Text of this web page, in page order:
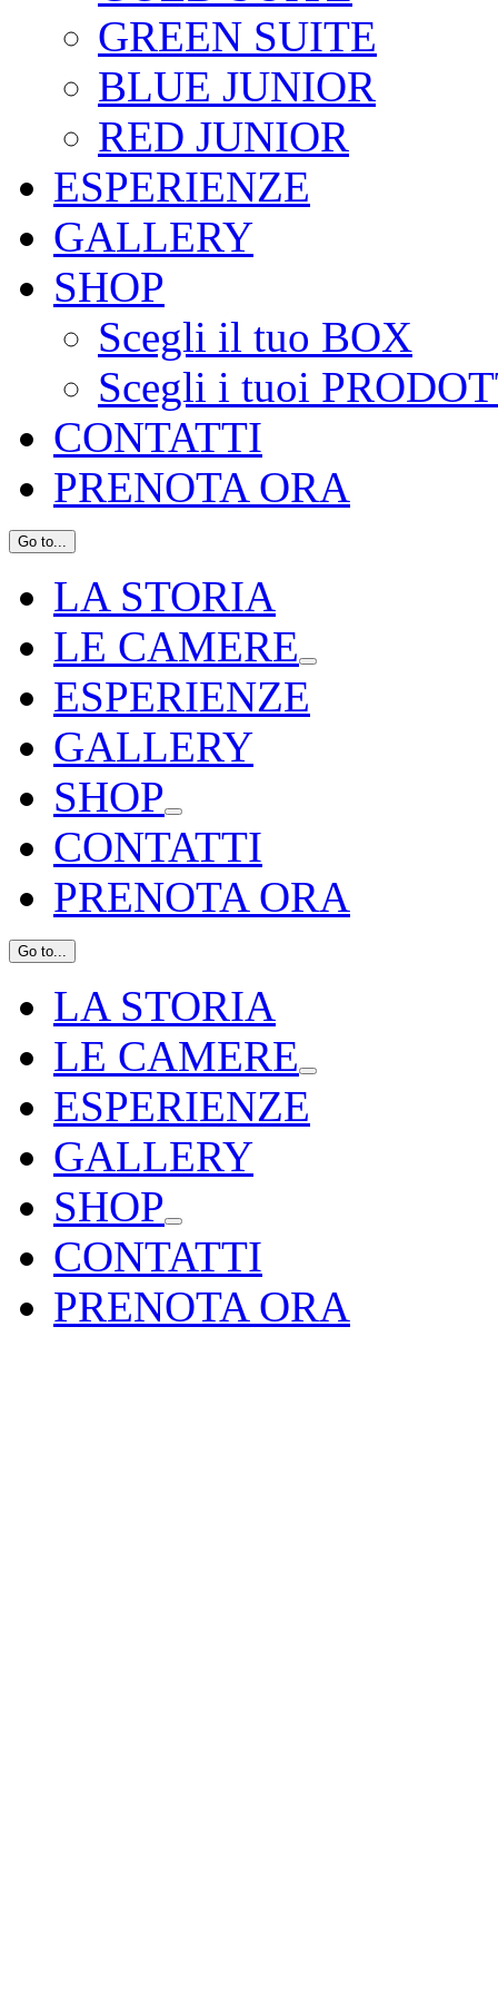
GREEN SUITE
BLUE JUNIOR
RED JUNIOR
ESPERIENZE
GALLERY
SHOP
Scegli il tuo BOX
Scegli i tuoi
CONTATTI
PRENOTA ORA
Go to...
LA STORIA
LE CAMERE
ESPERIENZE
GALLERY
SHOP
CONTATTI
PRENOTA ORA
Go to...
LA STORIA
LE CAMERE
ESPERIENZE
GALLERY
SHOP
CONTATTI
PRENOTA ORA